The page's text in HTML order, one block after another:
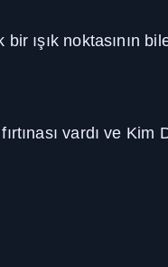
ışık noktasının
vardı ve Kim